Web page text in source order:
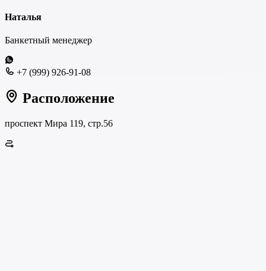
Наталья
Банкетный менеджер
+7 (999) 926-91-08
Расположение
проспект Мира 119, стр.56